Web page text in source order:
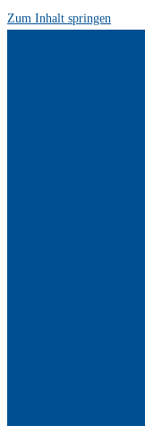
Zum Inhalt springen